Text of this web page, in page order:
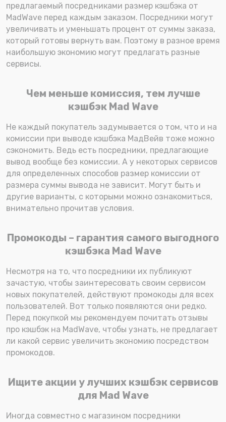
предлагаемый посредниками размер кэшбэка от
MadWave перед каждым заказом. Посредники могут
увеличивать и уменьшать процент от суммы заказа,
который готовы вернуть вам. Поэтому в разное время
наибольшую экономию могут предлагать разные
сервисы.
Чем меньше комиссия, тем лучше
кэшбэк Mad Wave
Не каждый покупатель задумывается о том, что и на
комиссии при выводе кэшбэка МадВейв тоже можно
сэкономить. Ведь есть посредники, предлагающие
вывод вообще без комиссии. А у некоторых сервисов
для определенных способов размер комиссии от
размера суммы вывода не зависит. Могут быть и
другие варианты, с которыми можно ознакомиться,
внимательно прочитав условия.
Промокоды – гарантия самого выгодного
кэшбэка Mad Wave
Несмотря на то, что посредники их публикуют
зачастую, чтобы заинтересовать своим сервисом
новых покупателей, действуют промокоды для всех
пользователей. Вот только появляются они редко.
Перед покупкой мы рекомендуем почитать отзывы
про кэшбэк на MadWave, чтобы узнать, не предлагает
ли какой сервис увеличить экономию посредством
промокодов.
Ищите акции у лучших кэшбэк сервисов
для Mad Wave
Иногда совместно с магазином посредники